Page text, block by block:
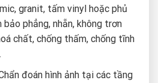
granit, tấm vinyl hoặc phủ
phẳng, nhẵn, không trơn
chất, chống thấm, chống tĩnh
đoán hình ảnh tại các tầng